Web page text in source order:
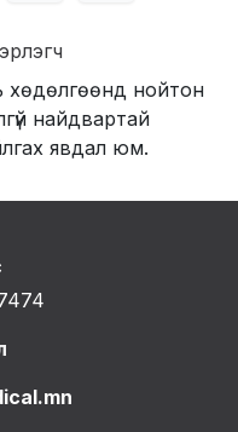
хөдөлгөөнд нойтон
найдвартай
явдал юм.